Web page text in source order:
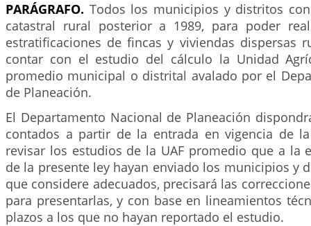
PARÁGRAFO. Todos los municipios y distritos
catastral rural posterior a 1989, para poder
estratificaciones de fincas y viviendas dispersas
contar con el estudio del cálculo la Unidad
promedio municipal o distrital avalado por el
de Planeación.
El Departamento Nacional de Planeación
contados a partir de la entrada en vigencia de
revisar los estudios de la UAF promedio que a la
de la presente ley hayan enviado los municipios y
que considere adecuados, precisará las
para presentarlas, y con base en lineamientos
plazos a los que no hayan reportado el estudio.